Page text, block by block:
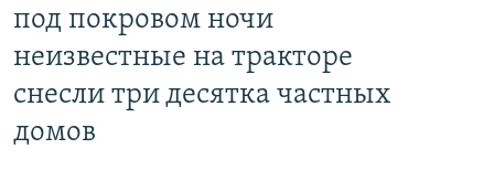
под покровом ночи
неизвестные на тракторе
снесли три десятка частных
домов